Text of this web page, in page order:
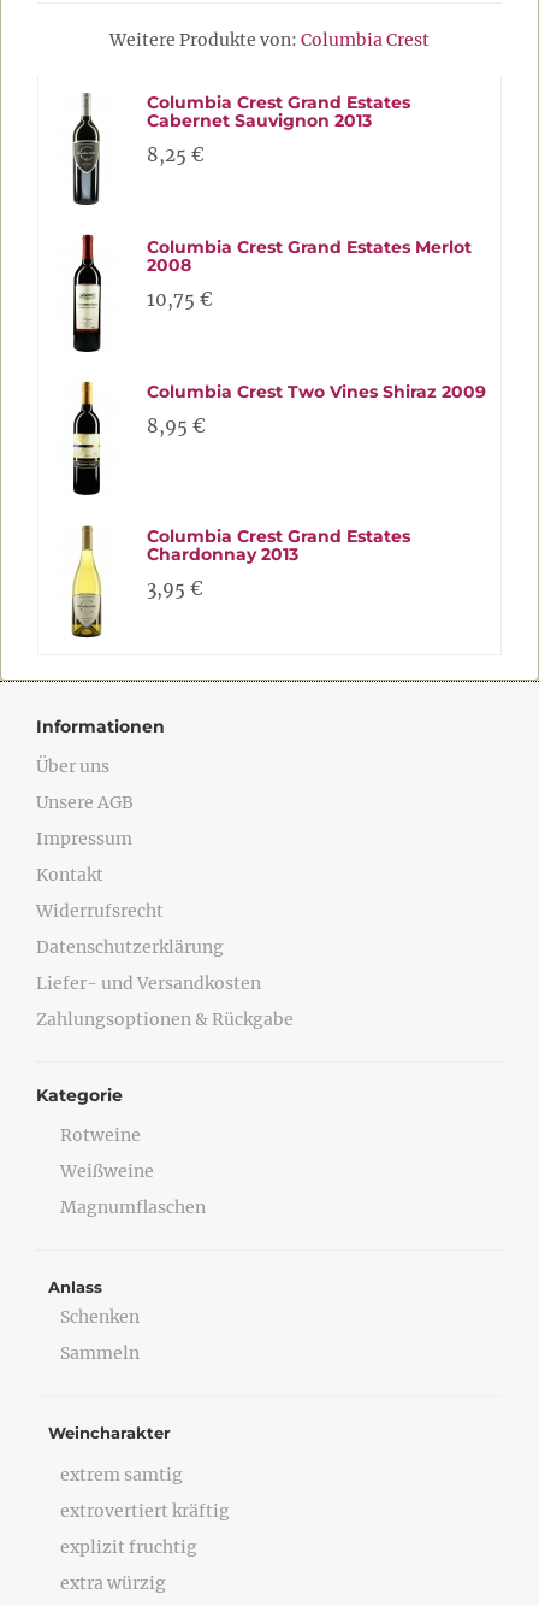
Weitere Produkte von: Columbia Crest
Columbia Crest Grand Estates
Cabernet Sauvignon 2013
8,25 €
Columbia Crest Grand Estates Merlot
2008
10,75 €
Columbia Crest Two Vines Shiraz 2009
8,95 €
Columbia Crest Grand Estates
Chardonnay 2013
3,95 €
Informationen
Über uns
Unsere AGB
Impressum
Kontakt
Widerrufsrecht
Datenschutzerklärung
Liefer- und Versandkosten
Zahlungsoptionen & Rückgabe
Kategorie
Rotweine
Weißweine
Magnumflaschen
Anlass
Schenken
Sammeln
Weincharakter
extrem samtig
extrovertiert kräftig
explizit fruchtig
extra würzig